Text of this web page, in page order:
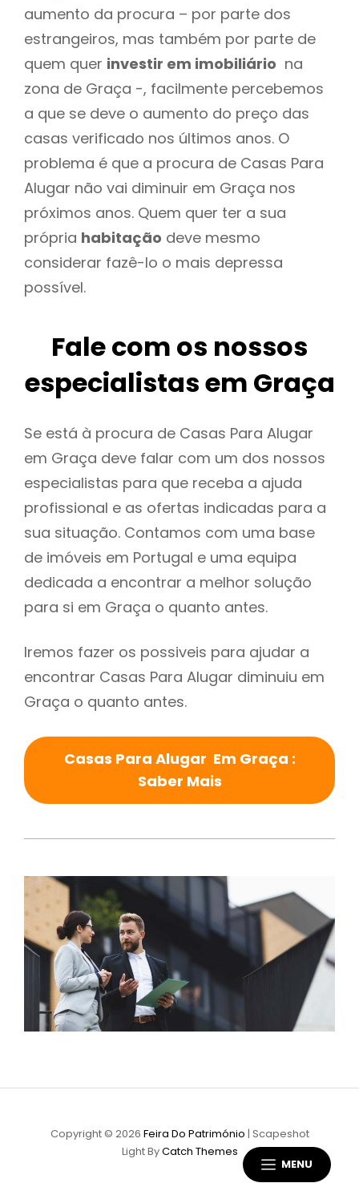
MENU
aumento da procura – por parte dos
estrangeiros, mas também por parte de
quem quer investir em imobiliário na
zona de Graça -, facilmente percebemos
a que se deve o aumento do preço das
casas verificado nos últimos anos. O
problema é que a procura de Casas Para
Alugar não vai diminuir em Graça nos
próximos anos. Quem quer ter a sua
própria habitação deve mesmo
considerar fazê-lo o mais depressa
possível.
Fale com os nossos
especialistas em Graça
Se está à procura de Casas Para Alugar
em Graça deve falar com um dos nossos
especialistas para que receba a ajuda
profissional e as ofertas indicadas para a
sua situação. Contamos com uma base
de imóveis em Portugal e uma equipa
dedicada a encontrar a melhor solução
para si em Graça o quanto antes.
Iremos fazer os possiveis para ajudar a
encontrar Casas Para Alugar diminuiu em
Graça o quanto antes.
Casas Para Alugar Em Graça :
Saber Mais
Copyright © 2026 Feira Do Património | Scapeshot
Light ByCatch Themes